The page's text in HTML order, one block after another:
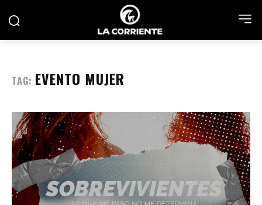
TAG: EVENTO MUJER